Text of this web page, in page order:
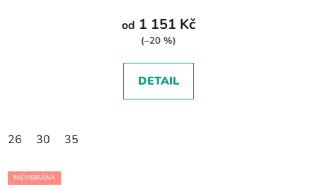
od 1 151 Kč
(–20 %)
DETAIL
26 30 35
MEMBRÁNA